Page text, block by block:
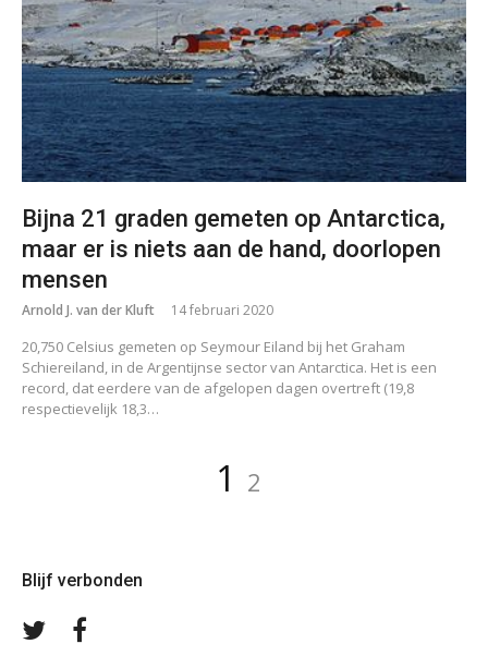
Bijna 21 graden gemeten op Antarctica,
maar er is niets aan de hand, doorlopen
mensen
Arnold J. van der Kluft 14 februari 2020
20,750 Celsius gemeten op Seymour Eiland bij het Graham
Schiereiland, in de Argentijnse sector van Antarctica. Het is een
record, dat eerdere van de afgelopen dagen overtreft (19,8
respectievelijk 18,3…
Pagina
1 Pagina
2
Blijf verbonden
Volg